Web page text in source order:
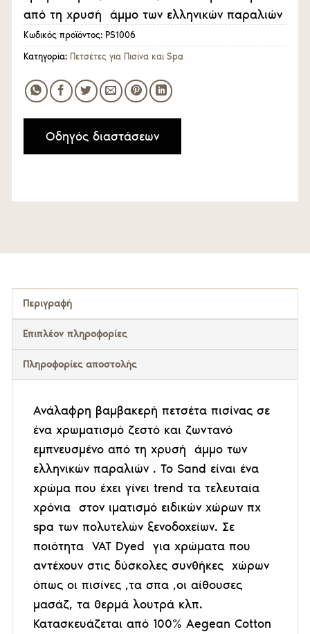
από τη χρυσή άμμο των ελληνικών παραλιών
Κωδικός προϊόντος: PS1006
Κατηγορία: Πετσέτες για Πισίνα και Spa
Οδηγός διαστάσεων
Περιγραφή
Επιπλέον πληροφορίες
Πληροφορίες αποστολής
Ανάλαφρη βαμβακερή πετσέτα πισίνας σε
ένα χρωματισμό ζεστό και ζωντανό
εμπνευσμένο από τη χρυσή άμμο των
ελληνικών παραλιών . Το Sand είναι ένα
χρώμα που έχει γίνει trend τα τελευταία
χρόνια στον ιματισμό ειδικών χώρων πχ
spa των πολυτελών ξενοδοχείων. Σε
ποιότητα VAT Dyed για χρώματα που
αντέχουν στις δύσκολες συνθήκες χώρων
όπως οι πισίνες ,τα σπα ,οι αίθουσες
μασάζ, τα θερμά λουτρά κλπ.
Κατασκευάζεται από 100% Aegean Cotton